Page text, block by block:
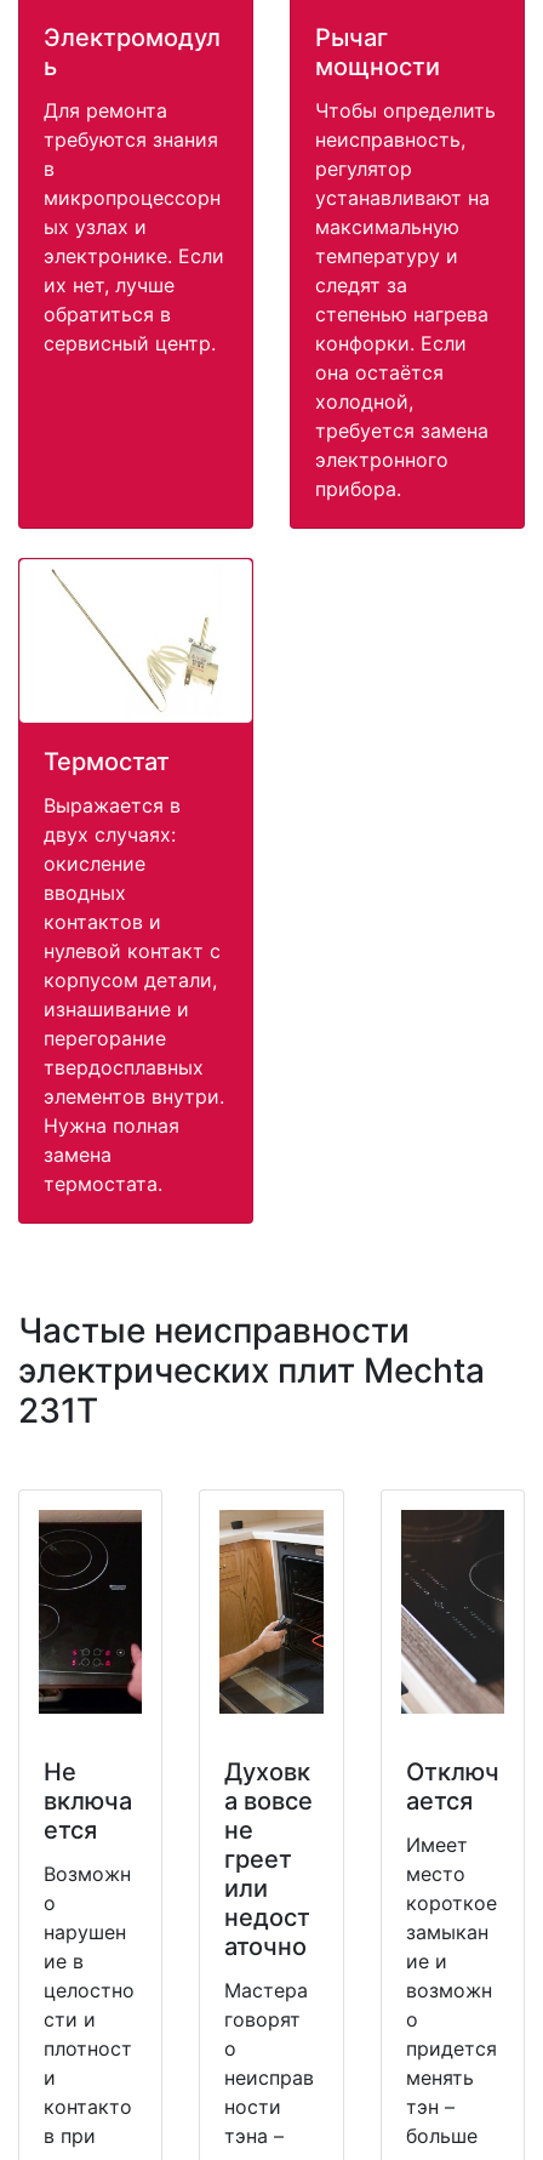
Электромодул
ь
Для ремонта
требуются знания
в
микропроцессорн
ых узлах и
электронике. Если
их нет, лучше
обратиться в
сервисный центр.
Рычаг
мощности
Чтобы определить
неисправность,
регулятор
устанавливают на
максимальную
температуру и
следят за
степенью нагрева
конфорки. Если
она остаётся
холодной,
требуется замена
электронного
прибора.
Термостат
Выражается в
двух случаях:
окисление
вводных
контактов и
нулевой контакт с
корпусом детали,
изнашивание и
перегорание
твердосплавных
элементов внутри.
Нужна полная
замена
термостата.
Частые неисправности
электрических плит Mechta
231T
Не
включа
ется
Возможн
о
нарушен
ие в
целостно
сти и
плотност
и
контакто
в при
Духовк
а вовсе
не
греет
или
недост
аточно
Мастера
говорят
о
неисправ
ности
тэна –
Отключ
ается
Имеет
место
короткое
замыкан
ие и
возможн
о
придется
менять
тэн –
больше